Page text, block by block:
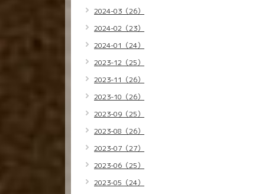
2024-03（26）
2024-02（23）
2024-01（24）
2023-12（25）
2023-11（26）
2023-10（26）
2023-09（25）
2023-08（26）
2023-07（27）
2023-06（25）
2023-05（24）